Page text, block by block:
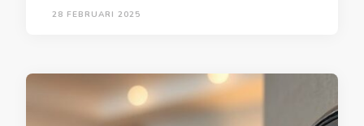
28 FEBRUARI 2025